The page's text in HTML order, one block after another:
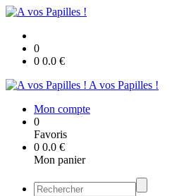
0
0 0.0 €
A vos Papilles !
Mon compte
0
Favoris
0 0.0 €
Mon panier